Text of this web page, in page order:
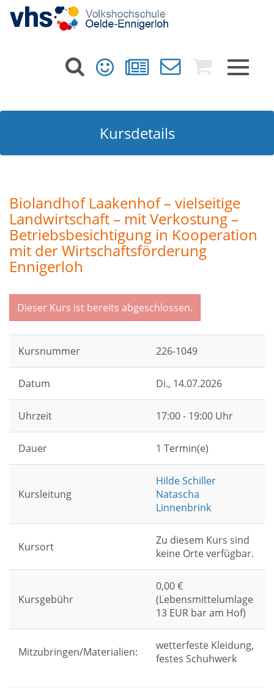
Toggle
Kursdetails
Biolandhof Laakenhof – vielseitige
Landwirtschaft – mit Verkostung –
Betriebsbesichtigung in Kooperation
mit der Wirtschaftsförderung
Ennigerloh
Dieser Kurs ist bereits abgeschlossen.
Kursnummer 226-1049
Datum Di., 14.07.2026
Uhrzeit 17:00 - 19:00 Uhr
Dauer 1 Termin(e)
Kursleitung
Hilde Schiller
Natascha
Linnenbrink
Kursort
Zu diesem Kurs sind
keine Orte verfügbar.
Kursgebühr
0,00 €
(Lebensmittelumlage
13 EUR bar am Hof)
Mitzubringen/Materialien:
wetterfeste Kleidung,
festes Schuhwerk